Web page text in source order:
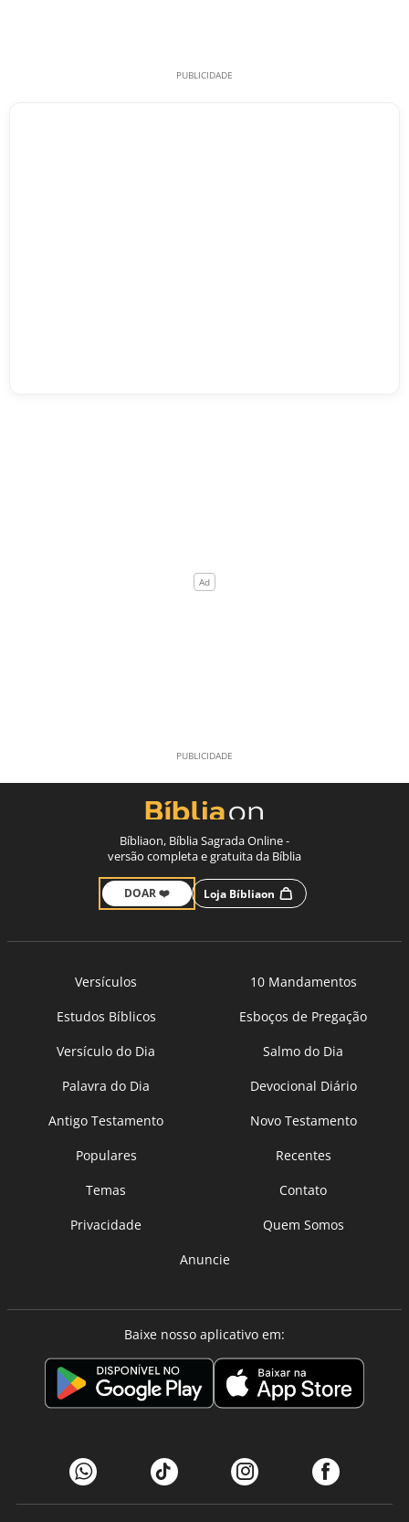
Bíbliaon, Bíblia Sagrada Online -
versão completa e gratuita da Bíblia
DOAR ❤️ Loja Bíbliaon
Versículos
10 Mandamentos
Estudos Bíblicos
Esboços de Pregação
Versículo do Dia
Salmo do Dia
Palavra do Dia
Devocional Diário
Antigo Testamento
Novo Testamento
Populares
Recentes
Temas
Contato
Privacidade
Quem Somos
Anuncie
Baixe nosso aplicativo em: